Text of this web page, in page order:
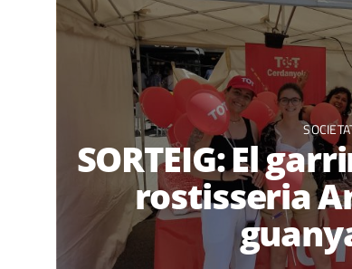
SORTEIG: El
rostisseria